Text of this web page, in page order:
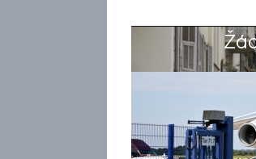
Výběr